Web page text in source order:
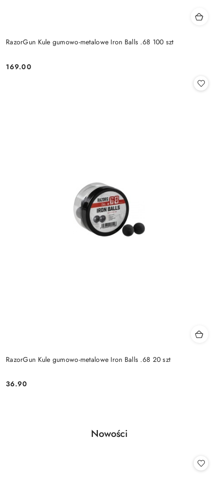
RazorGun Kule gumowo-metalowe Iron Balls .68 100 szt
Cena:
169.00
RazorGun Kule gumowo-metalowe Iron Balls .68 20 szt
Cena:
36.90
Pomiń karuzelę produktów
Produkty
Nowości